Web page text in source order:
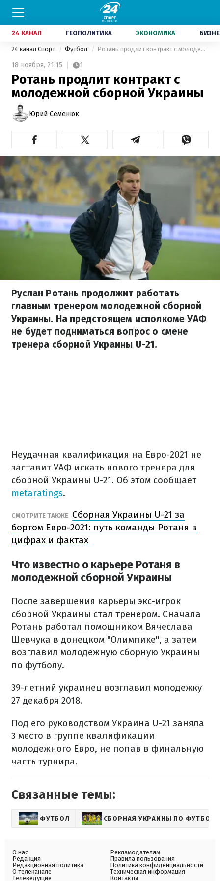
24 КАНАЛ ГЕОПОЛИТИКА ЭКОНОМИКА
24 канал Спорт Футбол Ротань продлит контракт с молодежной сборной Украины
18 ноября, 21:15 1
Ротань продлит контракт с
молодежной сборной Украины
Юрий Семенюк
Руслан Ротань продолжит работать
главным тренером молодежной сборной
Украины. На предстоящем исполкоме УАФ
не будет подниматься вопрос о смене
тренера сборной Украины U-21.
Неудачная квалификация на Евро-2021 не
заставит УАФ искать нового тренера для
сборной Украины U-21. Об этом сообщает
metaratings.
СМОТРИТЕ ТАКЖЕ Сборная Украины U-21 за
бортом Евро-2021: путь команды Ротаня в
цифрах и фактах
Что известно о карьере Ротаня в
молодежной сборной Украины
После завершения карьеры экс-игрок
сборной Украины стал тренером. Сначала
Ротань работал помощником Вячеслава
Шевчука в донецком "Олимпике", а затем
возглавил молодежную сборную Украины
по футболу.
39-летний украинец возглавил молодежку
27 декабря 2018.
Под его руководством Украина U-21 заняла
3 место в группе квалификации
молодежного Евро, не попав в финальную
часть турнира.
Связанные темы:
ФУТБОЛ СБОРНАЯ УКРАИНЫ ПО ФУТБОЛУ
О нас
Редакция
Редакционная политика
О телеканале
Телеведущие
Рекламодателям
Правила пользования
Политика конфиденциальности
Техническая информация
Контакты